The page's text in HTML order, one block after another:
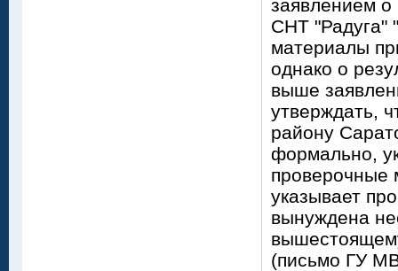
заявлением
СНТ "Радуга"
материалы
однако о
выше
утверждать,
району
формально,
проверочные
указывает
вынуждена
(письмо ГУ